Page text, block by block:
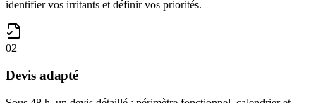
identifier vos irritants et définir vos priorités.
02
Devis adapté